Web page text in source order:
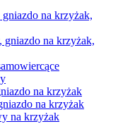
na krzyżak,
na krzyżak,
na krzyżak
na krzyżak
na krzyżak